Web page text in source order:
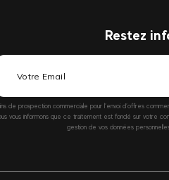
Restez
de prospection commerciale pour l’envoi d’offres
vous informons que ce traitement est fondé sur votre
gestion de vos données